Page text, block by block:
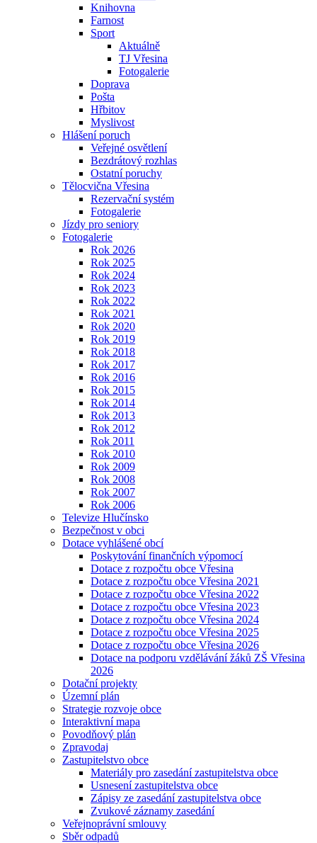
Knihovna
Farnost
Sport
Aktuálně
TJ Vřesina
Fotogalerie
Doprava
Pošta
Hřbitov
Myslivost
Hlášení poruch
Veřejné osvětlení
Bezdrátový rozhlas
Ostatní poruchy
Tělocvična Vřesina
Rezervační systém
Fotogalerie
Jízdy pro seniory
Fotogalerie
Rok 2026
Rok 2025
Rok 2024
Rok 2023
Rok 2022
Rok 2021
Rok 2020
Rok 2019
Rok 2018
Rok 2017
Rok 2016
Rok 2015
Rok 2014
Rok 2013
Rok 2012
Rok 2011
Rok 2010
Rok 2009
Rok 2008
Rok 2007
Rok 2006
Televize Hlučínsko
Bezpečnost v obci
Dotace vyhlášené obcí
Poskytování finančních výpomocí
Dotace z rozpočtu obce Vřesina
Dotace z rozpočtu obce Vřesina 2021
Dotace z rozpočtu obce Vřesina 2022
Dotace z rozpočtu obce Vřesina 2023
Dotace z rozpočtu obce Vřesina 2024
Dotace z rozpočtu obce Vřesina 2025
Dotace z rozpočtu obce Vřesina 2026
Dotace na podporu vzdělávání žáků ZŠ Vřesina
2026
Dotační projekty
Územní plán
Strategie rozvoje obce
Interaktivní mapa
Povodňový plán
Zpravodaj
Zastupitelstvo obce
Materiály pro zasedání zastupitelstva obce
Usnesení zastupitelstva obce
Zápisy ze zasedání zastupitelstva obce
Zvukové záznamy zasedání
Veřejnoprávní smlouvy
Sběr odpadů